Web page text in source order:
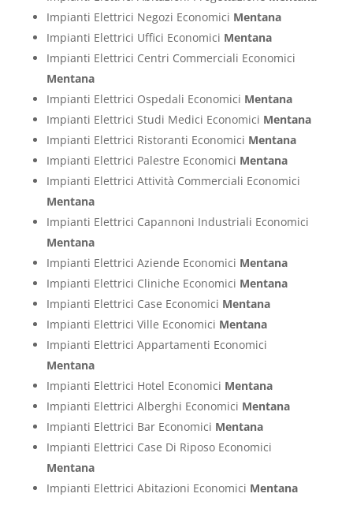
Impianti Elettrici Negozi Economici Mentana
Impianti Elettrici Uffici Economici Mentana
Impianti Elettrici Centri Commerciali Economici
Mentana
Impianti Elettrici Ospedali Economici Mentana
Impianti Elettrici Studi Medici Economici Mentana
Impianti Elettrici Ristoranti Economici Mentana
Impianti Elettrici Palestre Economici Mentana
Impianti Elettrici Attività Commerciali Economici
Mentana
Impianti Elettrici Capannoni Industriali Economici
Mentana
Impianti Elettrici Aziende Economici Mentana
Impianti Elettrici Cliniche Economici Mentana
Impianti Elettrici Case Economici Mentana
Impianti Elettrici Ville Economici Mentana
Impianti Elettrici Appartamenti Economici
Mentana
Impianti Elettrici Hotel Economici Mentana
Impianti Elettrici Alberghi Economici Mentana
Impianti Elettrici Bar Economici Mentana
Impianti Elettrici Case Di Riposo Economici
Mentana
Impianti Elettrici Abitazioni Economici Mentana